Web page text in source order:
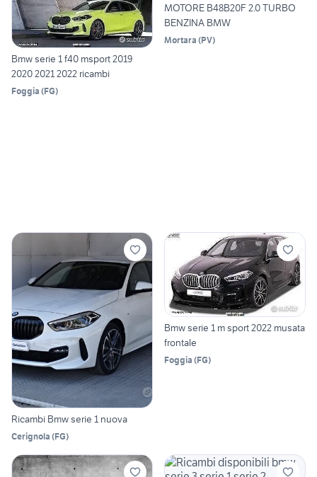
Bmw serie 1 f40 msport 2019
2020 2021 2022 ricambi
Foggia (FG)
MOTORE B48B20F 2.0 TURBO
BENZINA BMW
Mortara (PV)
Ricambi Bmw serie 1 nuova
Cerignola (FG)
Bmw serie 1 m sport 2022 musata
frontale
Foggia (FG)